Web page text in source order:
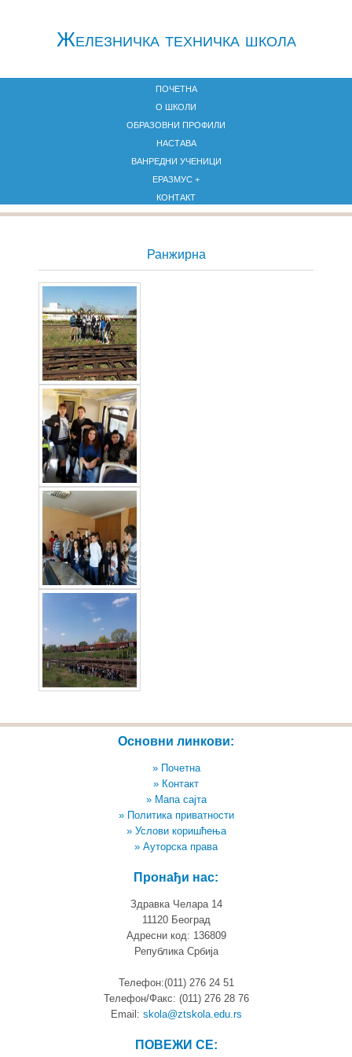
Железничкa техничка школа
ПОЧЕТНА
О ШКОЛИ
ОБРАЗОВНИ ПРОФИЛИ
НАСТАВА
ВАНРЕДНИ УЧЕНИЦИ
ЕРАЗМУС +
КОНТАКТ
Ранжирна
Основни линкови:
» Почетна
» Контакт
» Мапа сајта
» Политика приватности
» Услови коришћења
» Ауторска права
Пронађи нас:
Здравка Челара 14
11120 Београд
Адресни код: 136809
Република Србија
Телефон:(011) 276 24 51
Телефон/Факс: (011) 276 28 76
Email: skola@ztskola.edu.rs
ПОВЕЖИ СЕ: